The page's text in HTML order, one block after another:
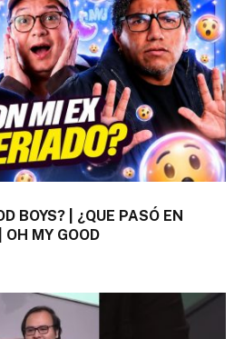
BOYS? | ¿QUE PASÓ EN
MY GOOD